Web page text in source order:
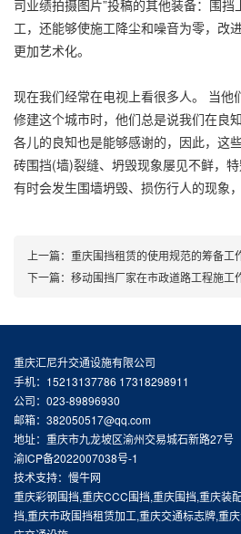
司业绩拍摄图片”投稿的其他装备：围
工，还能够使施工降尘和噪音为零，改
更加艺术化。
现在我们经常在电视上看很多人。 当他
修建这个城市时，他们总是说我们在良
各儿的良知也是能够感谢的，因此，这
砖围挡(墙)裂缝、坍毁现象屡见不鲜，特
有时会发生围墙坍毁、损伤行人的现象
上一篇： 重庆围挡租赁的使用规范的筹备工
下一篇： 移动围挡厂家在市政道路工程施工
重庆汇尼升交通设施有限公司
手机：15213137786 17318298911
公司：023-89896930
邮箱：382050517@qq.com
地址：重庆市九龙坡区渝州交易城石新路27号
渝ICP备2022007038号-1
技术支持：慢牛网
重庆彩钢围挡,重庆CCC围挡,重庆围挡,重庆装
挡,重庆市政围挡租赁加工,重庆交通标志牌,重